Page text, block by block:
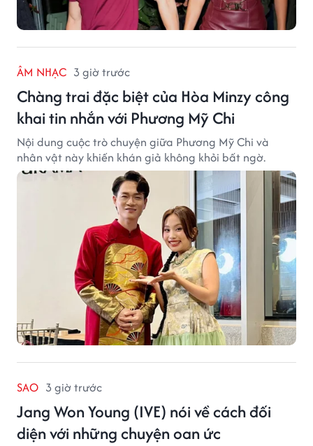
ÂM NHẠC 3 giờ trước
Chàng trai đặc biệt của Hòa Minzy công
khai tin nhắn với Phương Mỹ Chi
Nội dung cuộc trò chuyện giữa Phương Mỹ Chi và
nhân vật này khiến khán giả không khỏi bất ngờ.
SAO 3 giờ trước
Jang Won Young (IVE) nói về cách đối
diện với những chuyện oan ức